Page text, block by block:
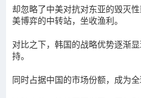
却忽略了中美对抗对东亚的毁灭
美博弈的中转站，坐收渔利。
对比之下，韩国的战略优势逐渐
持。
同时占据中国的市场份额，成为